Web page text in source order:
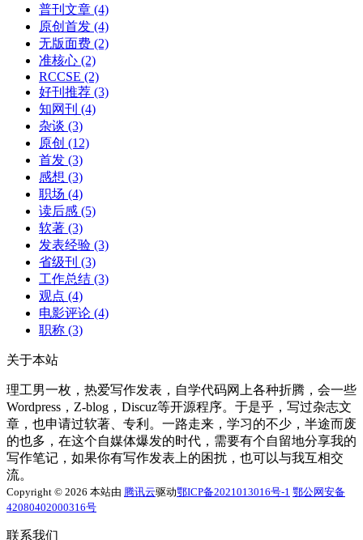
普刊文章 (4)
原创首发 (4)
无版面费 (2)
准核心 (2)
RCCSE (2)
好刊推荐 (3)
知网刊 (4)
杂谈 (3)
原创 (12)
首发 (3)
感想 (3)
职场 (4)
读后感 (5)
软著 (3)
发表经验 (3)
省级刊 (3)
工作总结 (3)
观点 (4)
电影评论 (4)
职称 (3)
关于本站
理工男一枚，热爱写作发表，自学代码网上各种折腾，会一些
Wordpress，Z-blog，Discuz等开源程序。于是乎，写过杂志文
章，也申请过软著、专利。一路走来，学习的不少，半途而废
的也多，在这个自媒体爆发的时代，需要有个自留地分享我的
写作笔记，如果你有写作发表上的困扰，也可以与我互相交
流。
Copyright © 2026 本站由 腾讯云驱动鄂ICP备2021013016号-1 鄂公网安备
42080402000316号
联系我们